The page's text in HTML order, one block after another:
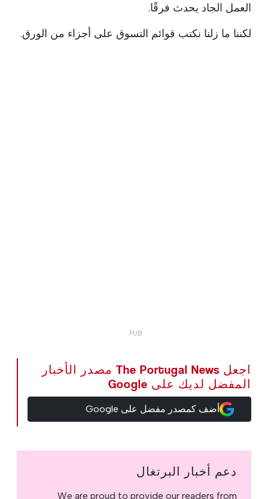
العمل الجاد يحدث فرقًا.
لكننا ما زلنا نكتب قوائم التسوق على أجزاء من الورق.
اجعل The Portugal News مصدر الأخبار
المفضل لديك على Google
أضف كمصدر مفضل على Google
دعم أخبار البرتغال
We are proud to provide our readers from